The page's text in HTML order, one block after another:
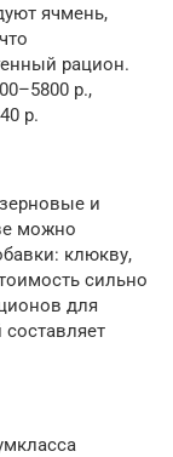
ячмень,
рацион.
р.,
р.
и
можно
клюкву,
сильно
для